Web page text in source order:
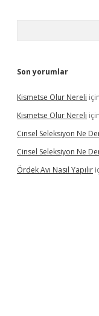
Son yorumlar
Kismetse Olur Nereli için
Kismetse Olur Nereli için
Cinsel Seleksiyon Ne
Cinsel Seleksiyon Ne
Ördek Avı Nasıl Yapılır